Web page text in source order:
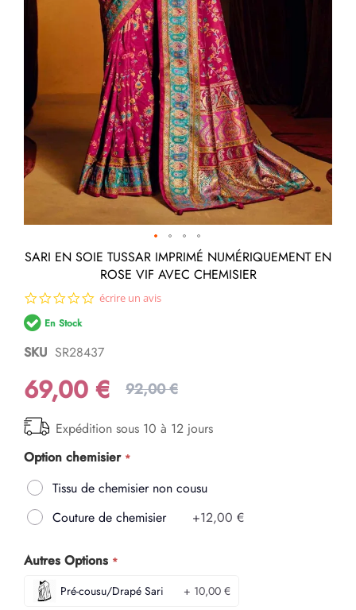
Passer
de
la
Galerie
d’images
SARI EN SOIE TUSSAR IMPRIMÉ NUMÉRIQUEMENT EN
ROSE VIF AVEC CHEMISIER
0.0
écrire un avis
En Stock
SKU SR28437
69,00 € 92,00 €
Expédition sous 10 à 12 jours
Option chemisier
Tissu de chemisier non cousu
Couture de chemisier
+12,00 €
Autres Options
Pré-cousu/Drapé Sari + 10,00 €